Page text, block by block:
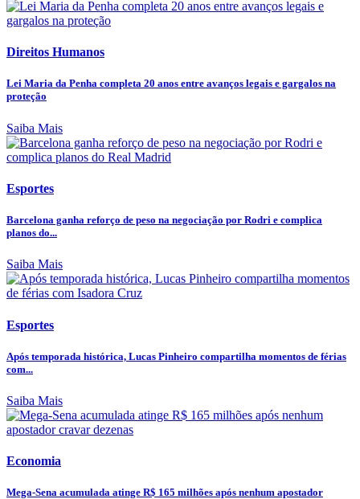
Direitos Humanos
Lei Maria da Penha completa 20 anos entre avanços legais e gargalos na
proteção
Saiba Mais
Esportes
Barcelona ganha reforço de peso na negociação por Rodri e complica
planos do...
Saiba Mais
Esportes
Após temporada histórica, Lucas Pinheiro compartilha momentos de férias
com...
Saiba Mais
Economia
Mega-Sena acumulada atinge R$ 165 milhões após nenhum apostador